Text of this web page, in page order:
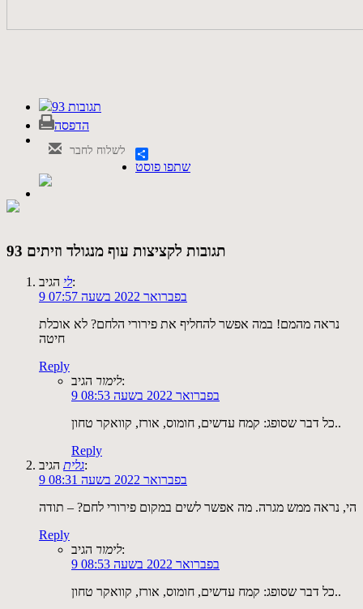
93 תגובות
הדפסה
לשלוח לחבר
שתפו פוסט
93 תגובות לקציצות עוף מנגולד וזיתים
ליהגיב:
9 בפברואר 2022 בשעה 07:57
נראה מהמם! במה אפשר להחליף את פירורי הלחם? לא אוכלת
חיטה
Reply
לימורהגיב:
9 בפברואר 2022 בשעה 08:53
כל דבר שסופג: קמח עדשים, חומוס, אורז, קוואקר טחון..
Reply
גליתהגיב:
9 בפברואר 2022 בשעה 08:31
הי, נראה ממש מגרה. מה אפשר לשים במקום פירורי לחם? – תודה
Reply
לימורהגיב:
9 בפברואר 2022 בשעה 08:53
כל דבר שסופג: קמח עדשים, חומוס, אורז, קוואקר טחון..